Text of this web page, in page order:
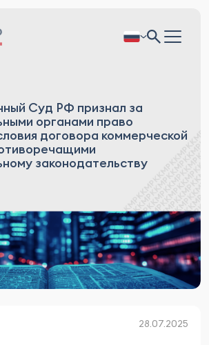
Суд РФ признал за
органами право
договора коммерческой
законодательству
28.07.2025